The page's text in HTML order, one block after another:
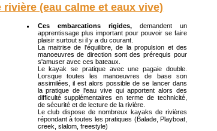
rivière (eau calme et eaux vive)
Ces embarcations rigides,demandent un
apprentissage plus important pour pouvoir se faire
plaisir surtout si il y a du courant.
La maitrise de l'équilibre, de la propulsion et des
manoeuvres de direction sont des prérequis pour
s'amuser avec ces bateaux.
Le kayak se pratique avec une pagaie double.
Lorsque toutes les manoeuvres de base son
assimilées, il est alors possible de se lancer dans
la pratique de l'eau vive qui apportent alors des
difficulté supplémentaires en terme de technicité,
de sécurité et de lecture de la rivière.
Le club dispose de nombreux kayaks de rivières
répondant à toutes les pratiques (Balade, Playboat,
creek, slalom, freestyle)